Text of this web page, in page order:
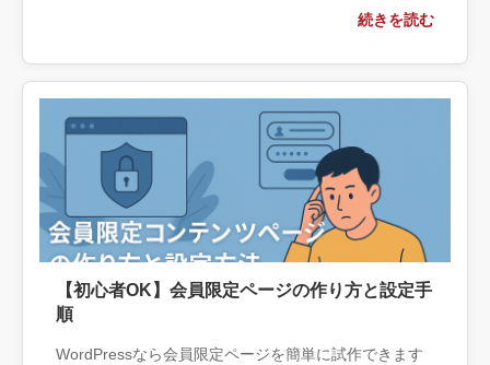
相談する条件、相談前に用意する情報、依頼後に確認
続きを読む
【初心者OK】会員限定ページの作り方と設定手
順
WordPressなら会員限定ページを簡単に試作できます